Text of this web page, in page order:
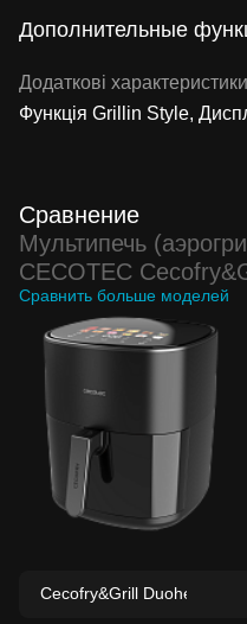
Дополнительные
Додаткові характеристики
Функція Grillin Style,
Сравнение
Мультипечь
CECOTEC
Сравнить больше моделей